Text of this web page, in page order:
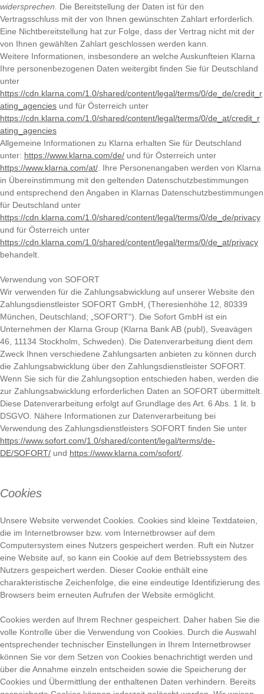
widersprechen.
Die Bereitstellung der Daten ist für den
Vertragsschluss mit der von Ihnen gewünschten Zahlart erforderlich.
Eine Nichtbereitstellung hat zur Folge, dass der Vertrag nicht mit der
von Ihnen gewählten Zahlart geschlossen werden kann.
Weitere Informationen, insbesondere an welche Auskunfteien Klarna
Ihre personenbezogenen Daten weitergibt finden Sie für Deutschland
unter
https://cdn.klarna.com/1.0/shared/content/legal/terms/0/de_de/credit_r
ating_agencies und für Österreich unter
https://cdn.klarna.com/1.0/shared/content/legal/terms/0/de_at/credit_r
ating_agencies
Allgemeine Informationen zu Klarna erhalten Sie für Deutschland
unter: https://www.klarna.com/de/ und für Österreich unter
https://www.klarna.com/at/ . Ihre Personenangaben werden von Klarna
in Übereinstimmung mit den geltenden Datenschutzbestimmungen
und entsprechend den Angaben in Klarnas Datenschutzbestimmungen
für Deutschland unter
https://cdn.klarna.com/1.0/shared/content/legal/terms/0/de_de/privacy
und für Österreich unter
https://cdn.klarna.com/1.0/shared/content/legal/terms/0/de_at/privacy
behandelt.
Verwendung von SOFORT
Wir verwenden für die Zahlungsabwicklung auf unserer Website den
Zahlungsdienstleister SOFORT GmbH, (Theresienhöhe 12, 80339
München, Deutschland; „SOFORT“). Die Sofort GmbH ist ein
Unternehmen der Klarna Group (Klarna Bank AB (publ), Sveavägen
46, 11134 Stockholm, Schweden). Die Datenverarbeitung dient dem
Zweck Ihnen verschiedene Zahlungsarten anbieten zu können durch
die Zahlungsabwicklung über den Zahlungsdienstleister SOFORT.
Wenn Sie sich für die Zahlungsoption entschieden haben, werden die
zur Zahlungsabwicklung erforderlichen Daten an SOFORT übermittelt.
Diese Datenverarbeitung erfolgt auf Grundlage des Art. 6 Abs. 1 lit. b
DSGVO. Nähere Informationen zur Datenverarbeitung bei
Verwendung des Zahlungsdienstleisters SOFORT finden Sie unter
https://www.sofort.com/1.0/shared/content/legal/terms/de-
DE/SOFORT/ und https://www.klarna.com/sofort/
Cookies
Unsere Website verwendet Cookies. Cookies sind kleine Textdateien,
die im Internetbrowser bzw. vom Internetbrowser auf dem
Computersystem eines Nutzers gespeichert werden. Ruft ein Nutzer
eine Website auf, so kann ein Cookie auf dem Betriebssystem des
Nutzers gespeichert werden. Dieser Cookie enthält eine
charakteristische Zeichenfolge, die eine eindeutige Identifizierung des
Browsers beim erneuten Aufrufen der Website ermöglicht.
Cookies werden auf Ihrem Rechner gespeichert. Daher haben Sie die
volle Kontrolle über die Verwendung von Cookies. Durch die Auswahl
entsprechender technischer Einstellungen in Ihrem Internetbrowser
können Sie vor dem Setzen von Cookies benachrichtigt werden und
über die Annahme einzeln entscheiden sowie die Speicherung der
Cookies und Übermittlung der enthaltenen Daten verhindern. Bereits